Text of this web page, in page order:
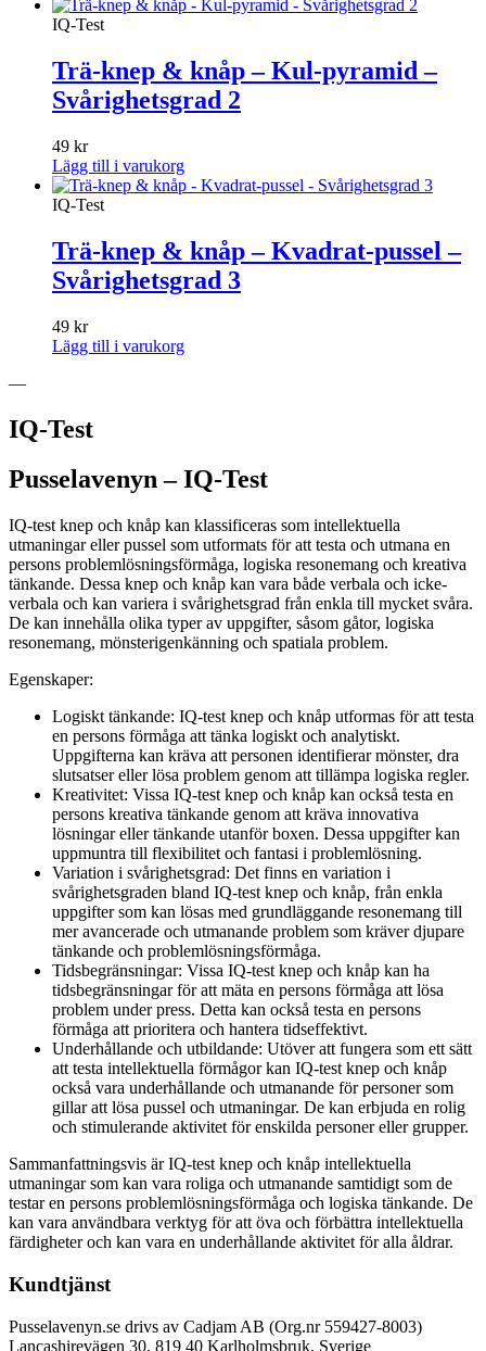
IQ-Test
Trä-knep & knåp – Kul-pyramid –
Svårighetsgrad 2
49 kr
Lägg till i varukorg
IQ-Test
Trä-knep & knåp – Kvadrat-pussel –
Svårighetsgrad 3
49 kr
Lägg till i varukorg
—
IQ-Test
Pusselavenyn – IQ-Test
IQ-test knep och knåp kan klassificeras som intellektuella
utmaningar eller pussel som utformats för att testa och utmana en
persons problemlösningsförmåga, logiska resonemang och kreativa
tänkande. Dessa knep och knåp kan vara både verbala och icke-
verbala och kan variera i svårighetsgrad från enkla till mycket svåra.
De kan innehålla olika typer av uppgifter, såsom gåtor, logiska
resonemang, mönsterigenkänning och spatiala problem.
Egenskaper:
Logiskt tänkande: IQ-test knep och knåp utformas för att testa
en persons förmåga att tänka logiskt och analytiskt.
Uppgifterna kan kräva att personen identifierar mönster, dra
slutsatser eller lösa problem genom att tillämpa logiska regler.
Kreativitet: Vissa IQ-test knep och knåp kan också testa en
persons kreativa tänkande genom att kräva innovativa
lösningar eller tänkande utanför boxen. Dessa uppgifter kan
uppmuntra till flexibilitet och fantasi i problemlösning.
Variation i svårighetsgrad: Det finns en variation i
svårighetsgraden bland IQ-test knep och knåp, från enkla
uppgifter som kan lösas med grundläggande resonemang till
mer avancerade och utmanande problem som kräver djupare
tänkande och problemlösningsförmåga.
Tidsbegränsningar: Vissa IQ-test knep och knåp kan ha
tidsbegränsningar för att mäta en persons förmåga att lösa
problem under press. Detta kan också testa en persons
förmåga att prioritera och hantera tidseffektivt.
Underhållande och utbildande: Utöver att fungera som ett sätt
att testa intellektuella förmågor kan IQ-test knep och knåp
också vara underhållande och utmanande för personer som
gillar att lösa pussel och utmaningar. De kan erbjuda en rolig
och stimulerande aktivitet för enskilda personer eller grupper.
Sammanfattningsvis är IQ-test knep och knåp intellektuella
utmaningar som kan vara roliga och utmanande samtidigt som de
testar en persons problemlösningsförmåga och logiska tänkande. De
kan vara användbara verktyg för att öva och förbättra intellektuella
färdigheter och kan vara en underhållande aktivitet för alla åldrar.
Kundtjänst
Pusselavenyn.se drivs av Cadjam AB (Org.nr 559427-8003)
Lancashirevägen 30, 819 40 Karlholmsbruk, Sverige